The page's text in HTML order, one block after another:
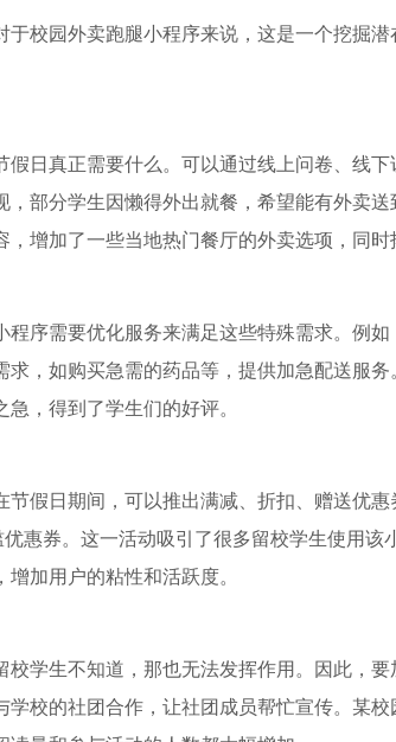
校园外卖跑腿小程序来说，这是一个挖掘
日真正需要什么。可以通过线上问卷、线
部分学生因懒得外出就餐，希望能有外卖
增加了一些当地热门餐厅的外卖选项，同
序需要优化服务来满足这些特殊需求。例
，如购买急需的药品等，提供加急配送服
，得到了学生们的好评。
假日期间，可以推出满减、折扣、赠送优
惠券。这一活动吸引了很多留校学生使用
加用户的粘性和活跃度。
学生不知道，那也无法发挥作用。因此，
校的社团合作，让社团成员帮忙宣传。某